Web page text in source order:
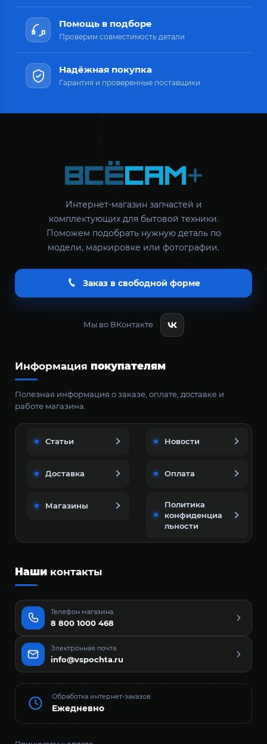
Помощь в подборе
Проверим совместимость детали
Надёжная покупка
Гарантия и проверенные поставщики
Интернет-магазин запчастей и
комплектующих для бытовой техники.
Поможем подобрать нужную деталь по
модели, маркировке или фотографии.
Заказ в свободной форме
Мы во ВКонтакте
Информация покупателям
Полезная информация о заказе, оплате, доставке и
работе магазина.
Статьи Новости
Доставка Оплата
Магазины
Политика
конфиденциа
льности
Наши контакты
Телефон магазина
8 800 1000 468
Электронная почта
info@vspochta.ru
Обработка интернет-заказов
Ежедневно